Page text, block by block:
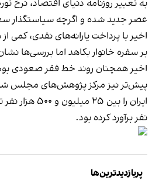
به تعبیر روزنامه دنیای اقتصاد، نرخ
عصر جدید شده و اگرچه سیاستگذار
اخیر با پرداخت یارانه‌های نقدی، کمی
بر سفره خانوار بکاهد اما بررسی‌ها
اخیر همچنان روند خط فقر صعودی
پیش‌تر نیز مرکز پژوهش‌های مجلس
نفر برآورد کرده بود.
پربازدیدترین‌ها